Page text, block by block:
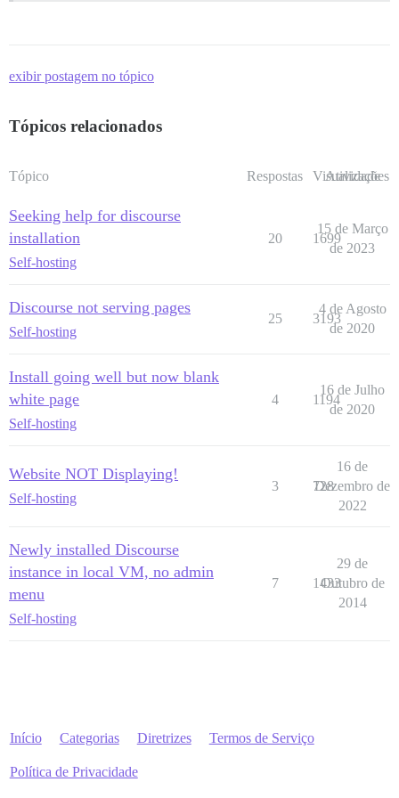
exibir postagem no tópico
Tópicos relacionados
Tópico Respostas Visualizações
Atividade
Seeking help for discourse
installation
Self-hosting
20 1699
15 de Março
de 2023
Discourse not serving pages
Self-hosting
25 3193
4 de Agosto
de 2020
Install going well but now blank
white page
Self-hosting
4 1194
16 de Julho
de 2020
Website NOT Displaying!
Self-hosting
3 728
16 de
Dezembro de
2022
Newly installed Discourse
instance in local VM, no admin
menu
Self-hosting
7 1433
29 de
Outubro de
2014
Início Categorias Diretrizes Termos de Serviço
Política de Privacidade